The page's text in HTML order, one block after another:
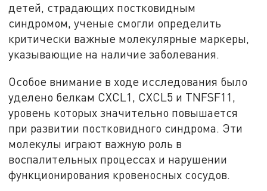
детей, страдающих постковидным
синдромом, ученые смогли определить
критически важные молекулярные маркеры,
указывающие на наличие заболевания.
Особое внимание в ходе исследования было
уделено белкам CXCL1, CXCL5 и TNFSF11,
уровень которых значительно повышается
при развитии постковидного синдрома. Эти
молекулы играют важную роль в
воспалительных процессах и нарушении
функционирования кровеносных сосудов.